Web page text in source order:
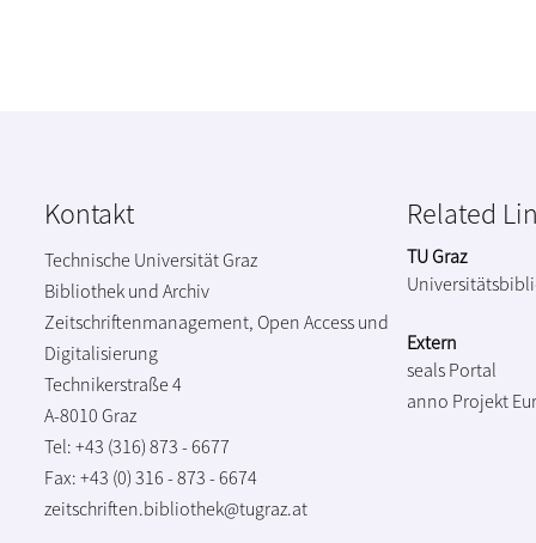
Kontakt
Technische Universität Graz
Bibliothek und Archiv
Zeitschriftenmanagement, Open Access und
Digitalisierung
Technikerstraße 4
A-8010 Graz
Tel: +43 (316) 873 - 6677
Fax: +43 (0) 316 - 873 - 6674
zeitschriften.bibliothek@tugraz.at
Related
TU Graz
Extern
seals Portal
anno Projekt